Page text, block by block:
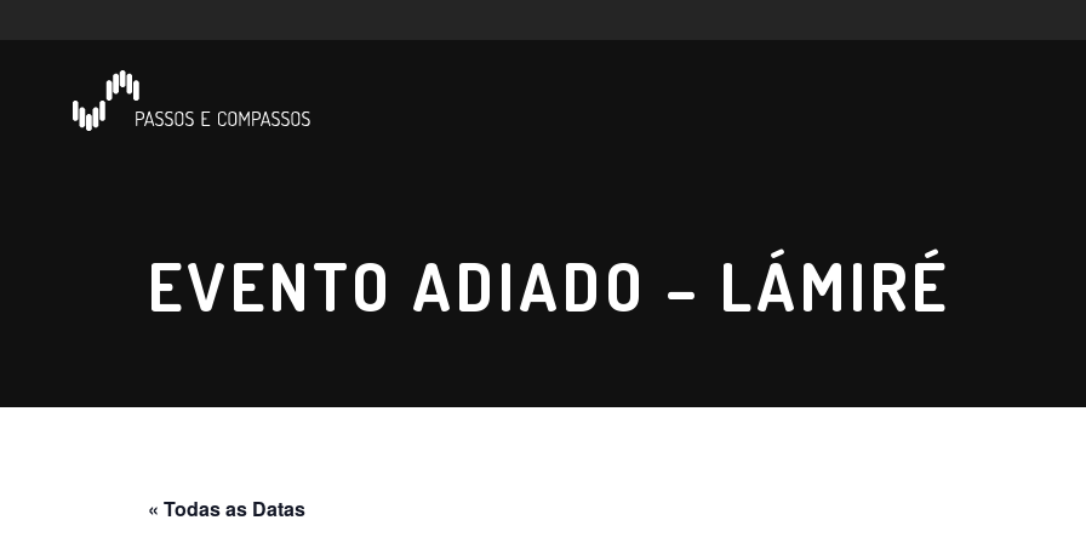
EVENTO ADIADO – LÁMIRÉ
« Todas as Datas